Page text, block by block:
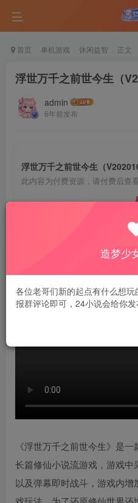
首页 单机游戏 休闲益智 正文
浮世万千之前世今生（
admin
6年前发布
浮世万千之前世今生（
此内容为付费资源，请付费后查
《浮世万千之前世今生》是
长篇修仙小说流游戏，游戏
以及弹幕即时战斗，游戏内
造梦少
各位老哥们新的起点有什么想
报群评论即可，24小说会给你